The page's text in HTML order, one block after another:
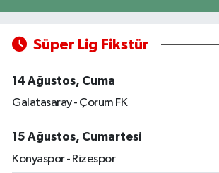
Süper Lig Fikstür
14 Ağustos, Cuma
Galatasaray - Çorum FK
15 Ağustos, Cumartesi
Konyaspor - Rizespor